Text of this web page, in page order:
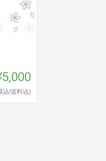
込/送料込)